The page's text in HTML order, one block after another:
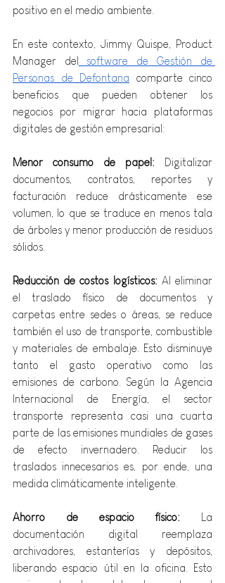
positivo en el medio ambiente.
En este contexto, Jimmy Quispe, Product
Manager del
software de Gestión de
Personas de Defontana comparte cinco
beneficios que pueden obtener los
negocios por migrar hacia plataformas
digitales de gestión empresarial:
Menor consumo de papel: Digitalizar
documentos, contratos, reportes y
facturación reduce drásticamente ese
volumen, lo que se traduce en menos tala
de árboles y menor producción de residuos
sólidos.
Reducción de costos logísticos: Al eliminar
el traslado físico de documentos y
carpetas entre sedes o áreas, se reduce
también el uso de transporte, combustible
y materiales de embalaje. Esto disminuye
tanto el gasto operativo como las
emisiones de carbono. Según la Agencia
Internacional de Energía, el sector
transporte representa casi una cuarta
parte de las emisiones mundiales de gases
de efecto invernadero. Reducir los
traslados innecesarios es, por ende, una
medida climáticamente inteligente.
Ahorro de espacio físico: La
documentación digital reemplaza
archivadores, estanterías y depósitos,
liberando espacio útil en la oficina. Esto